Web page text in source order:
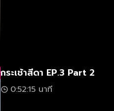
กระเช้าสีดา EP.3 Part 2
0:52:15 นาที